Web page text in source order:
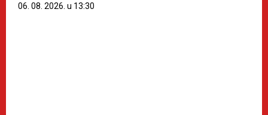
06. 08. 2026. u 13:30